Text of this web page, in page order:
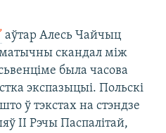
аўтар Алесь Чайчыц
скандал між
была часова
экспазыцыі. Польскі
ў тэкстах на стэндзе
ІІ Рэчы Паспалітай,